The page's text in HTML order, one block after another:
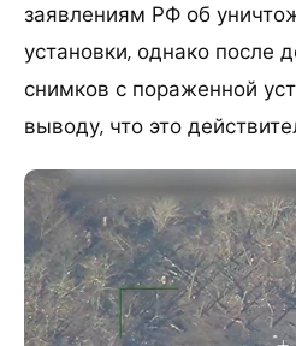
заявлениям РФ об
установки, однако после
снимков с пораженной
выводу, что это